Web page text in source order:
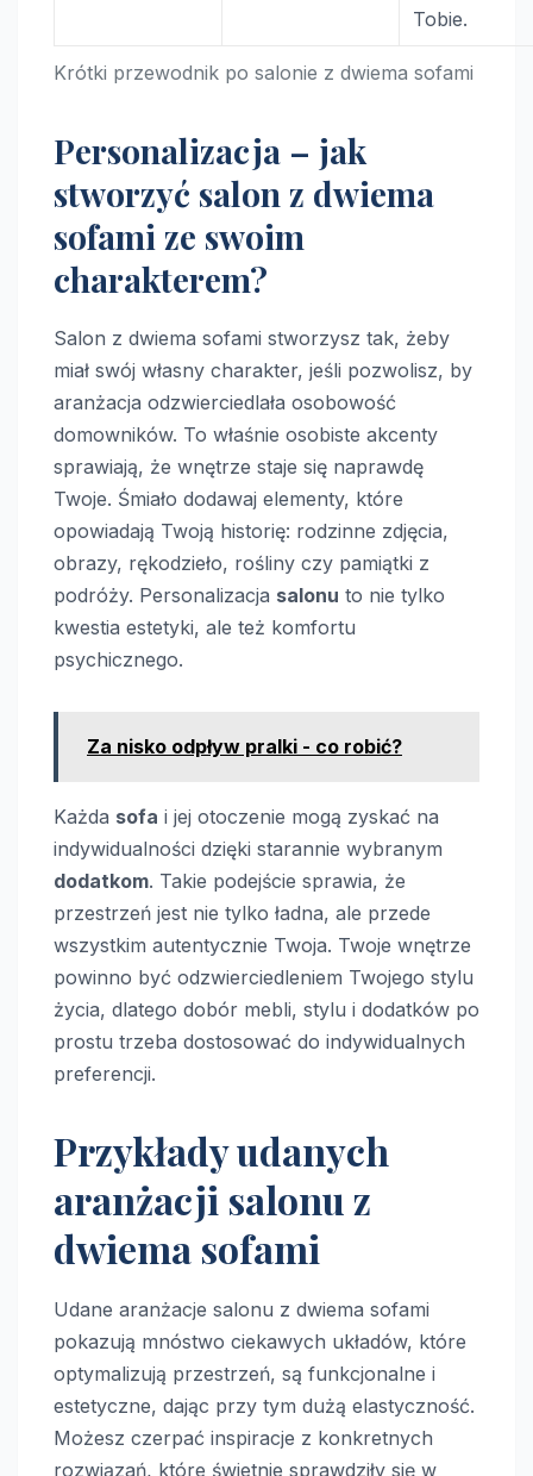
Krótki przewodnik po salonie z dwiema sofami
Tobie.
Personalizacja – jak
stworzyć salon z dwiema
sofami ze swoim
charakterem?
Salon z dwiema sofami stworzysz tak, żeby
miał swój własny charakter, jeśli pozwolisz, by
aranżacja odzwierciedlała osobowość
domowników. To właśnie osobiste akcenty
sprawiają, że wnętrze staje się naprawdę
Twoje. Śmiało dodawaj elementy, które
opowiadają Twoją historię: rodzinne zdjęcia,
obrazy, rękodzieło, rośliny czy pamiątki z
podróży. Personalizacja salonu to nie tylko
kwestia estetyki, ale też komfortu
psychicznego.
Za nisko odpływ pralki - co robić?
Każda sofa i jej otoczenie mogą zyskać na
indywidualności dzięki starannie wybranym
dodatkom. Takie podejście sprawia, że
przestrzeń jest nie tylko ładna, ale przede
wszystkim autentycznie Twoja. Twoje wnętrze
powinno być odzwierciedleniem Twojego stylu
życia, dlatego dobór mebli, stylu i dodatków po
prostu trzeba dostosować do indywidualnych
preferencji.
Przykłady udanych
aranżacji salonu z
dwiema sofami
Udane aranżacje salonu z dwiema sofami
pokazują mnóstwo ciekawych układów, które
optymalizują przestrzeń, są funkcjonalne i
estetyczne, dając przy tym dużą elastyczność.
Możesz czerpać inspiracje z konkretnych
rozwiązań, które świetnie sprawdziły się w